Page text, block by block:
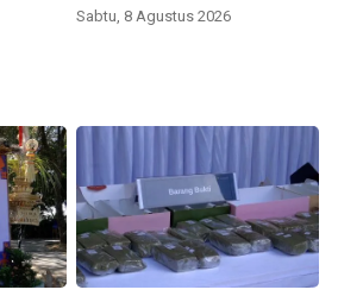
Sabtu, 8 Agustus 2026